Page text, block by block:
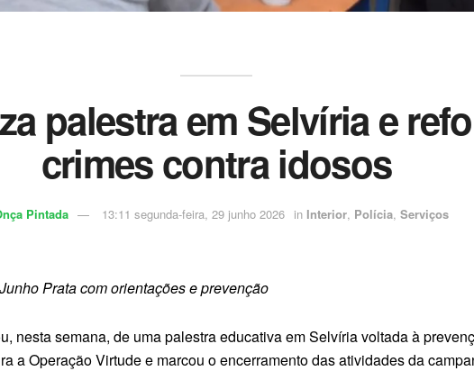
palestra em Selvíria e
crimes contra idosos
Pintada 13:11 segunda-feira, 29 junho 2026 in Interior, Polícia, Serviços
Prata com orientações e prevenção
nesta semana, de uma palestra educativa em Selvíria voltada à
a Operação Virtude e marcou o encerramento das atividades da